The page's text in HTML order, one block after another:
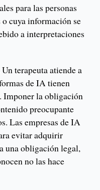
para las personas
o cuya información se
a interpretaciones
terapeuta atiende a
de IA tienen
Imponer la obligación
preocupante
Las empresas de IA
evitar adquirir
una obligación legal,
no las hace